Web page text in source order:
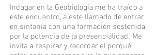
Indagar en la Geobiología me ha traído a
este encuentro, a este llamado de entrar
en sintonía con una formación sostenida
por la potencia de la presencialidad. Me
invita a respirar y recordar el porqué